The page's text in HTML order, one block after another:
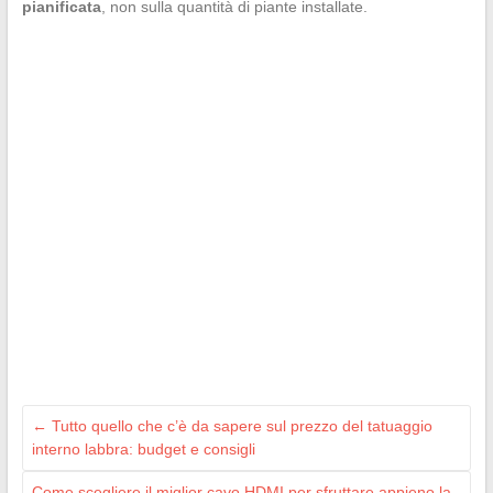
pianificata, non sulla quantità di piante installate.
← Tutto quello che c’è da sapere sul prezzo del tatuaggio
interno labbra: budget e consigli